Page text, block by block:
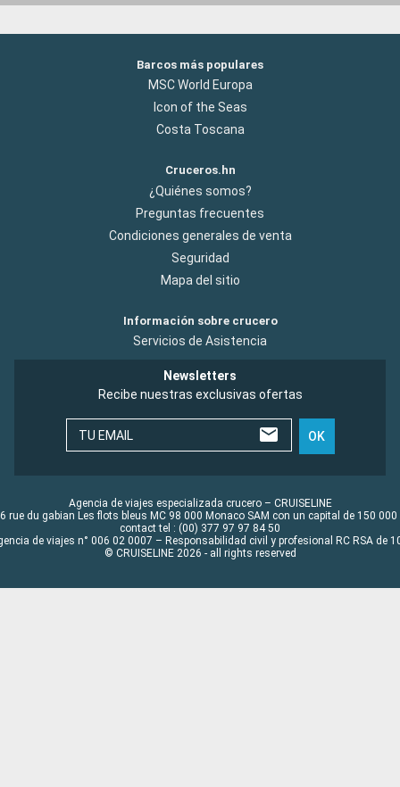
Barcos más populares
MSC World Europa
Icon of the Seas
Costa Toscana
Cruceros.hn
¿Quiénes somos?
Preguntas frecuentes
Condiciones generales de venta
Seguridad
Mapa del sitio
Información sobre crucero
Servicios de Asistencia
Newsletters
Recibe nuestras exclusivas ofertas
TU EMAIL OK
Agencia de viajes especializada crucero – CRUISELINE
rue du gabian Les flots bleus MC 98 000 Monaco SAM con un capital de 150 000
contact tel : (00) 377 97 97 84 50
de viajes n° 006 02 0007 – Responsabilidad civil y profesional RC RSA de
© CRUISELINE 2026 - all rights reserved